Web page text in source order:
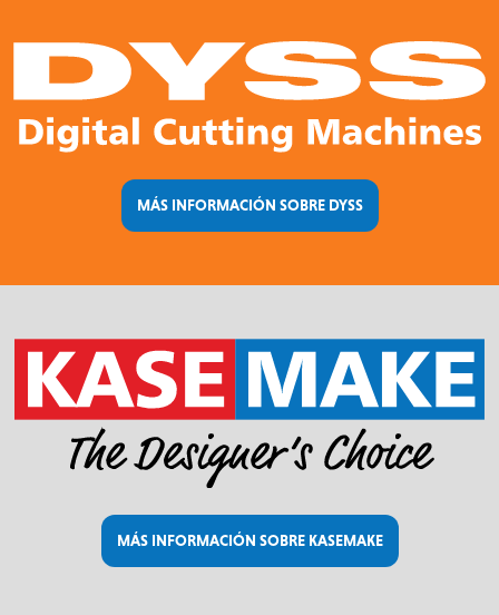
MÁS INFORMACIÓN SOBRE DYSS
MÁS INFORMACIÓN SOBRE KASEMAKE